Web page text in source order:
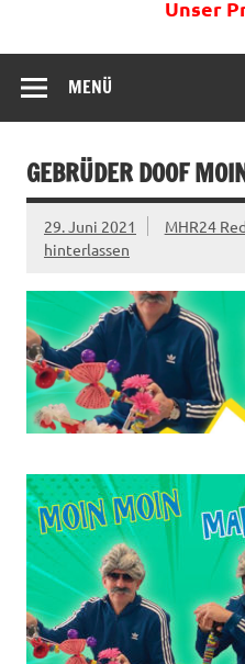
Unser
MENÜ
GEBRÜDER DOOF
29. Juni 2021 MHR24
hinterlassen